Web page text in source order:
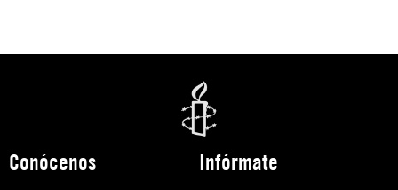
Conócenos Infórmate